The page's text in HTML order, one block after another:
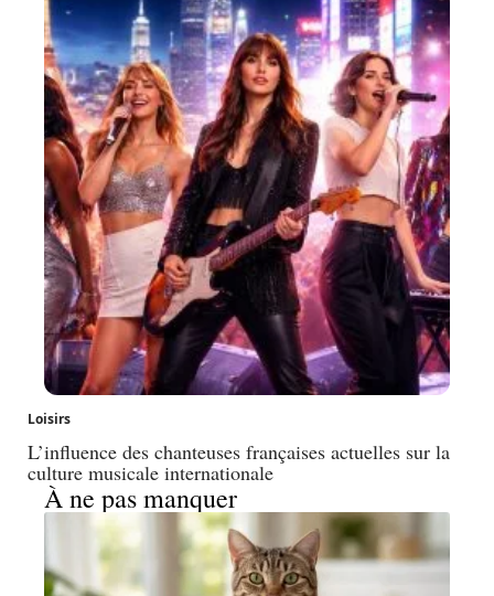
Loisirs
L’influence des chanteuses françaises actuelles sur la
culture musicale internationale
À ne pas manquer